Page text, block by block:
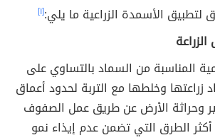
لتطبيق الأسمدة الزراعية ما يلي:[١]
المناسبة من السماد بالتساوي على
زراعتها وخلطها مع التربة لحدود أعماق
وحراثة الأرض عن طريق عمل الصفوف
الطرق التي تضمن عدم إيذاء نمو